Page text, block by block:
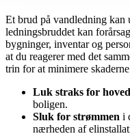
Et brud på vandledning
ledningsbruddet kan
bygninger, inventar og
at du reagerer med det
trin for at minimere
Luk straks for
boligen.
Sluk for strømmen i
nærheden af